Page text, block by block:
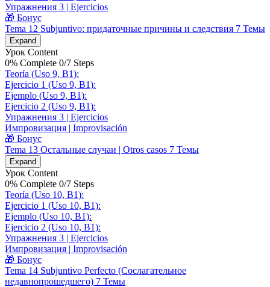
Упражнения 3 | Ejercicios
🎁 Бонус
Tema 12 Subjuntivo: придаточные причины и следствия 7 Темы
Expand
Урок Content
0% Complete 0/7 Steps
Teoría (Uso 9, B1):
Ejercicio 1 (Uso 9, B1):
Ejemplo (Uso 9, B1):
Ejercicio 2 (Uso 9, B1):
Упражнения 3 | Ejercicios
Импровизация | Improvisación
🎁 Бонус
Tema 13 Остальные случаи | Otros casos 7 Темы
Expand
Урок Content
0% Complete 0/7 Steps
Teoría (Uso 10, B1):
Ejercicio 1 (Uso 10, B1):
Ejemplo (Uso 10, B1):
Ejercicio 2 (Uso 10, B1):
Упражнения 3 | Ejercicios
Импровизация | Improvisación
🎁 Бонус
Tema 14 Subjuntivo Perfecto (Сослагательное
недавнопрошедшего) 7 Темы